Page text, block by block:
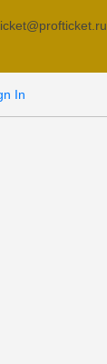
In